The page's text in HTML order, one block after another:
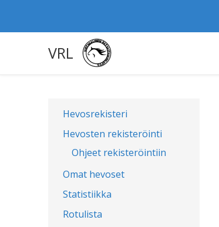
VRL
Hevosrekisteri
Hevosten rekisteröinti
Ohjeet rekisteröintiin
Omat hevoset
Statistiikka
Rotulista